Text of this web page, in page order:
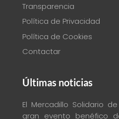
Transparencia
Política de Privacidad
Política de Cookies
Contactar
Últimas noticias
El Mercadillo Solidario
gran evento benéfico